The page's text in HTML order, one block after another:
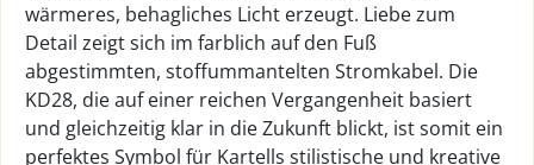
wärmeres, behagliches Licht erzeugt. Liebe zum
Detail zeigt sich im farblich auf den Fuß
abgestimmten, stoffummantelten Stromkabel. Die
KD28, die auf einer reichen Vergangenheit basiert
und gleichzeitig klar in die Zukunft blickt, ist somit ein
perfektes Symbol für Kartells stilistische und kreative